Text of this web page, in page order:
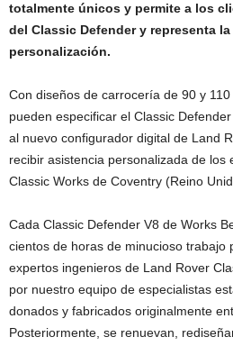
totalmente únicos y permite a los
del Classic Defender y representa
personalización.
Con diseños de carrocería de 90 y
pueden especificar el Classic
al nuevo configurador digital de Land
recibir asistencia personalizada de los
Classic Works de Coventry (Reino
Cada Classic Defender V8 de Works
cientos de horas de minucioso trabajo
expertos ingenieros de Land Rover
por nuestro equipo de especialistas
donados y fabricados originalmente
Posteriormente, se renuevan,